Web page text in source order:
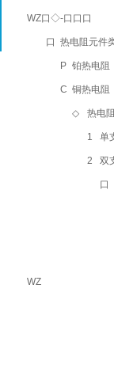
WZ口◇-口口口
WZ
口 热电阻元件
P 铂热电阻
C 铜热电阻
◇ 热电
1 单
2 双
口